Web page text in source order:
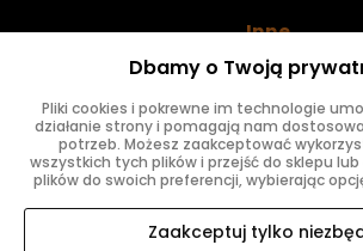
Inne
Naprawa maszyn
Znajdziesz nas
Dbamy o Twoją
Pliki cookies i pokrewne im technologie
działanie strony i pomagają nam
potrzeb. Możesz zaakceptować
wszystkich tych plików i przejść do sklepu
plików do swoich preferencji, wybierając
Zaakceptuj tylko